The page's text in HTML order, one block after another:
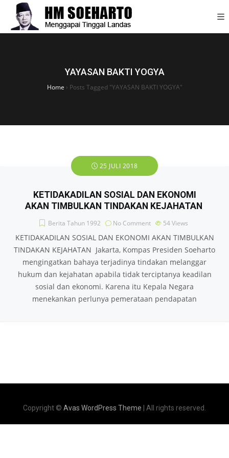
YAYASAN BAKTI YOGYA
Home › Posts Tagged "YAYASAN BAKTI YOGYA"
25 JULI 2018
KETIDAKADILAN SOSIAL DAN EKONOMI
AKAN TIMBULKAN TINDAKAN KEJAHATAN
Berita Tahun 1992 No Comment 54Views
KETIDAKADILAN SOSIAL DAN EKONOMI AKAN TIMBULKAN
TINDAKAN KEJAHATAN Jakarta, Kompas Presiden Soeharto
mengingatkan bahaya terjadinya tindakan melanggar
hukum dan kejahatan apabila tidak terciptanya keadilan
sosial dan ekonomi. Karena itu Kepala Negara
menekankan perlunya pemerataan pendapatan
Copyright © Avas WordPress Theme | All rights reserved.